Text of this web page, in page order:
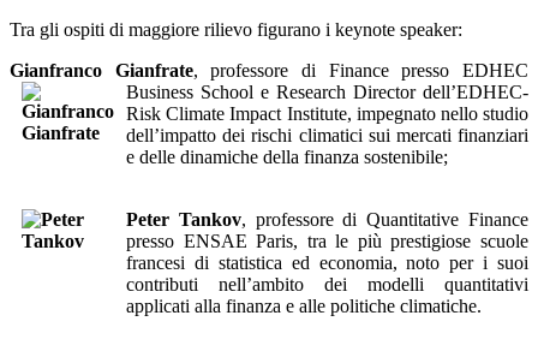
Tra gli ospiti di maggiore rilievo figurano i keynote speaker:
Gianfranco Gianfrate, professore di Finance presso EDHEC
Business School e Research Director dell’EDHEC-
Risk Climate Impact Institute, impegnato nello studio
dell’impatto dei rischi climatici sui mercati finanziari
e delle dinamiche della finanza sostenibile;
Peter Tankov, professore di Quantitative Finance
presso ENSAE Paris, tra le più prestigiose scuole
francesi di statistica ed economia, noto per i suoi
contributi nell’ambito dei modelli quantitativi
applicati alla finanza e alle politiche climatiche.